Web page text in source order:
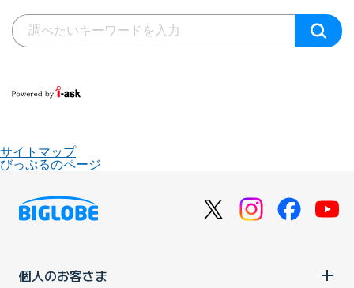
サイトマップ
びっぷるのページ
個人のお客さま